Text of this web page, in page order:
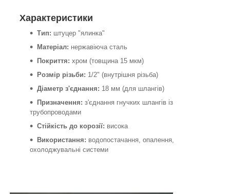
Характеристики
Тип: штуцер "ялинка"
Матеріал: нержавіюча сталь
Покриття: хром (товщина 15 мкм)
Розмір різьби: 1/2" (внутрішня різьба)
Діаметр з'єднання: 18 мм (для шлангів)
Призначення: з'єднання гнучких шлангів із
трубопроводами
Стійкість до корозії: висока
Використання: водопостачання, опалення,
охолоджувальні системи